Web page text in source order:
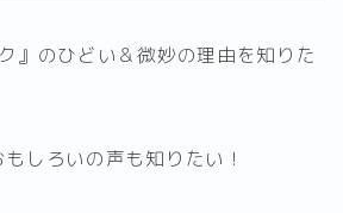
』のひどい＆微妙の理由を知りた
しろいの声も知りたい！